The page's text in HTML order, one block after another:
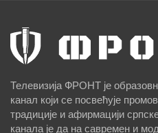
Телевизија ФРОНТ је
канал који се посвећује
традиције и афирмацији
канала је да на савремен и